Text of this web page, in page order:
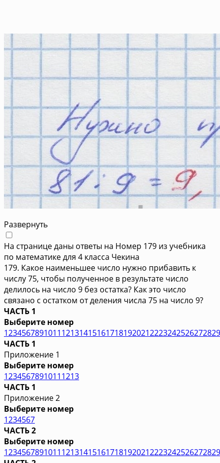
Развернуть
На странице даны ответы на Номер 179 из учебника
по математике для 4 класса Чекина
179. Какое наименьшее число нужно прибавить к
числу 75, чтобы полученное в результате число
делилось на число 9 без остатка? Как это число
связано с остатком от деления числа 75 на число 9?
ЧАСТЬ 1
Выберите номер
1234567891011121314151617181920212223242526272829
ЧАСТЬ 1
Приложение 1
Выберите номер
12345678910111213
ЧАСТЬ 1
Приложение 2
Выберите номер
1234567
ЧАСТЬ 2
Выберите номер
1234567891011121314151617181920212223242526272829